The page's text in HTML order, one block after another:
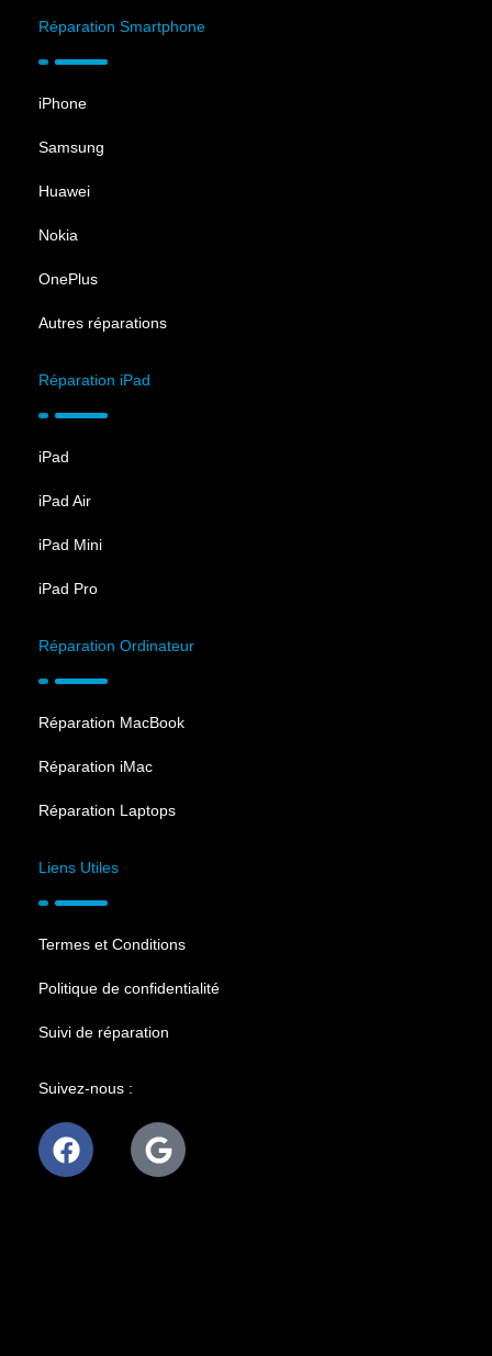
Réparation Smartphone
iPhone
Samsung
Huawei
Nokia
OnePlus
Autres réparations
Réparation iPad
iPad
iPad Air
iPad Mini
iPad Pro
Réparation Ordinateur
Réparation MacBook
Réparation iMac
Réparation Laptops
Liens Utiles
Termes et Conditions
Politique de confidentialité
Suivi de réparation
Suivez-nous :